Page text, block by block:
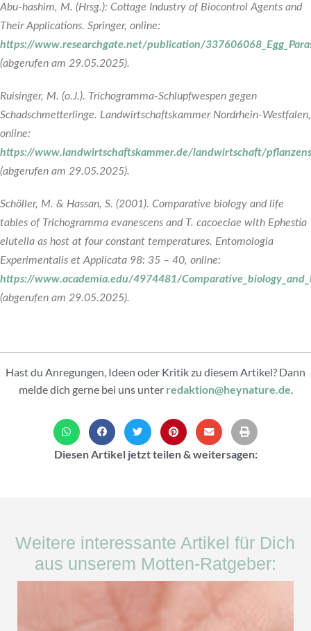
Abu-hashim, M. (Hrsg.): Cottage Industry of Biocontrol Agents and
Their Applications. Springer, online:
https://www.researchgate.net/publication/
(abgerufen am 29.05.2025).
Ruisinger, M. (o.J.). Trichogramma-Schlupfwespen gegen
Schadschmetterlinge. Landwirtschaftskammer Nordrhein-Westfalen,
online:
https://www.landwirtschaftskammer.de/landwirtschaft/
(abgerufen am 29.05.2025).
Schöller, M. & Hassan, S. (2001). Comparative biology and life
tables of Trichogramma evanescens and T. cacoeciae with Ephestia
elutella as host at four constant temperatures. Entomologia
Experimentalis et Applicata 98: 35 – 40, online:
https://www.academia.edu/4974481/
(abgerufen am 29.05.2025).
Hast du Anregungen, Ideen oder Kritik zu diesem Artikel? Dann
melde dich gerne bei uns unter redaktion@heynature.de
Diesen Artikel jetzt teilen & weitersagen:
Weitere interessante Artikel für Dich
aus unserem Motten-Ratgeber: